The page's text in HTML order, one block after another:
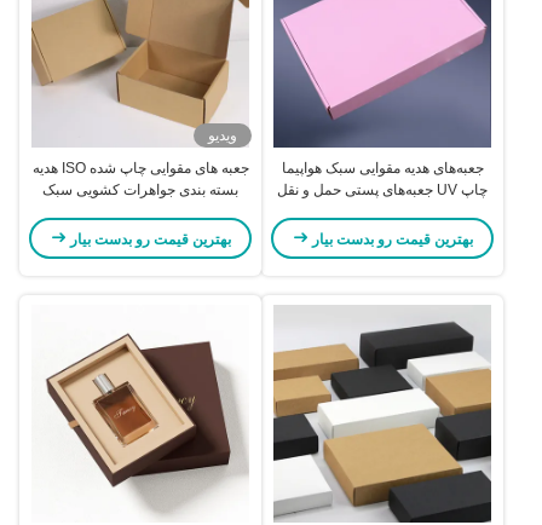
جعبه‌های هدیه مقوایی سبک هواپیما
چاپ UV جعبه‌های پستی حمل و نقل
بهترین قیمت رو بدست بیار
ویدیو
جعبه های مقوایی چاپ شده ISO هدیه
بسته بندی جواهرات کشویی سبک
بهترین قیمت رو بدست بیار